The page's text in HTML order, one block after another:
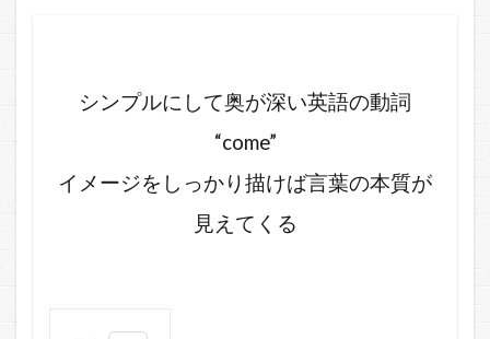
シンプルにして奥が深い英語の動詞
“come”
イメージをしっかり描けば言葉の本質が
見えてくる